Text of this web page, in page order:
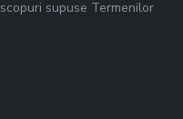
supuse Termenilor